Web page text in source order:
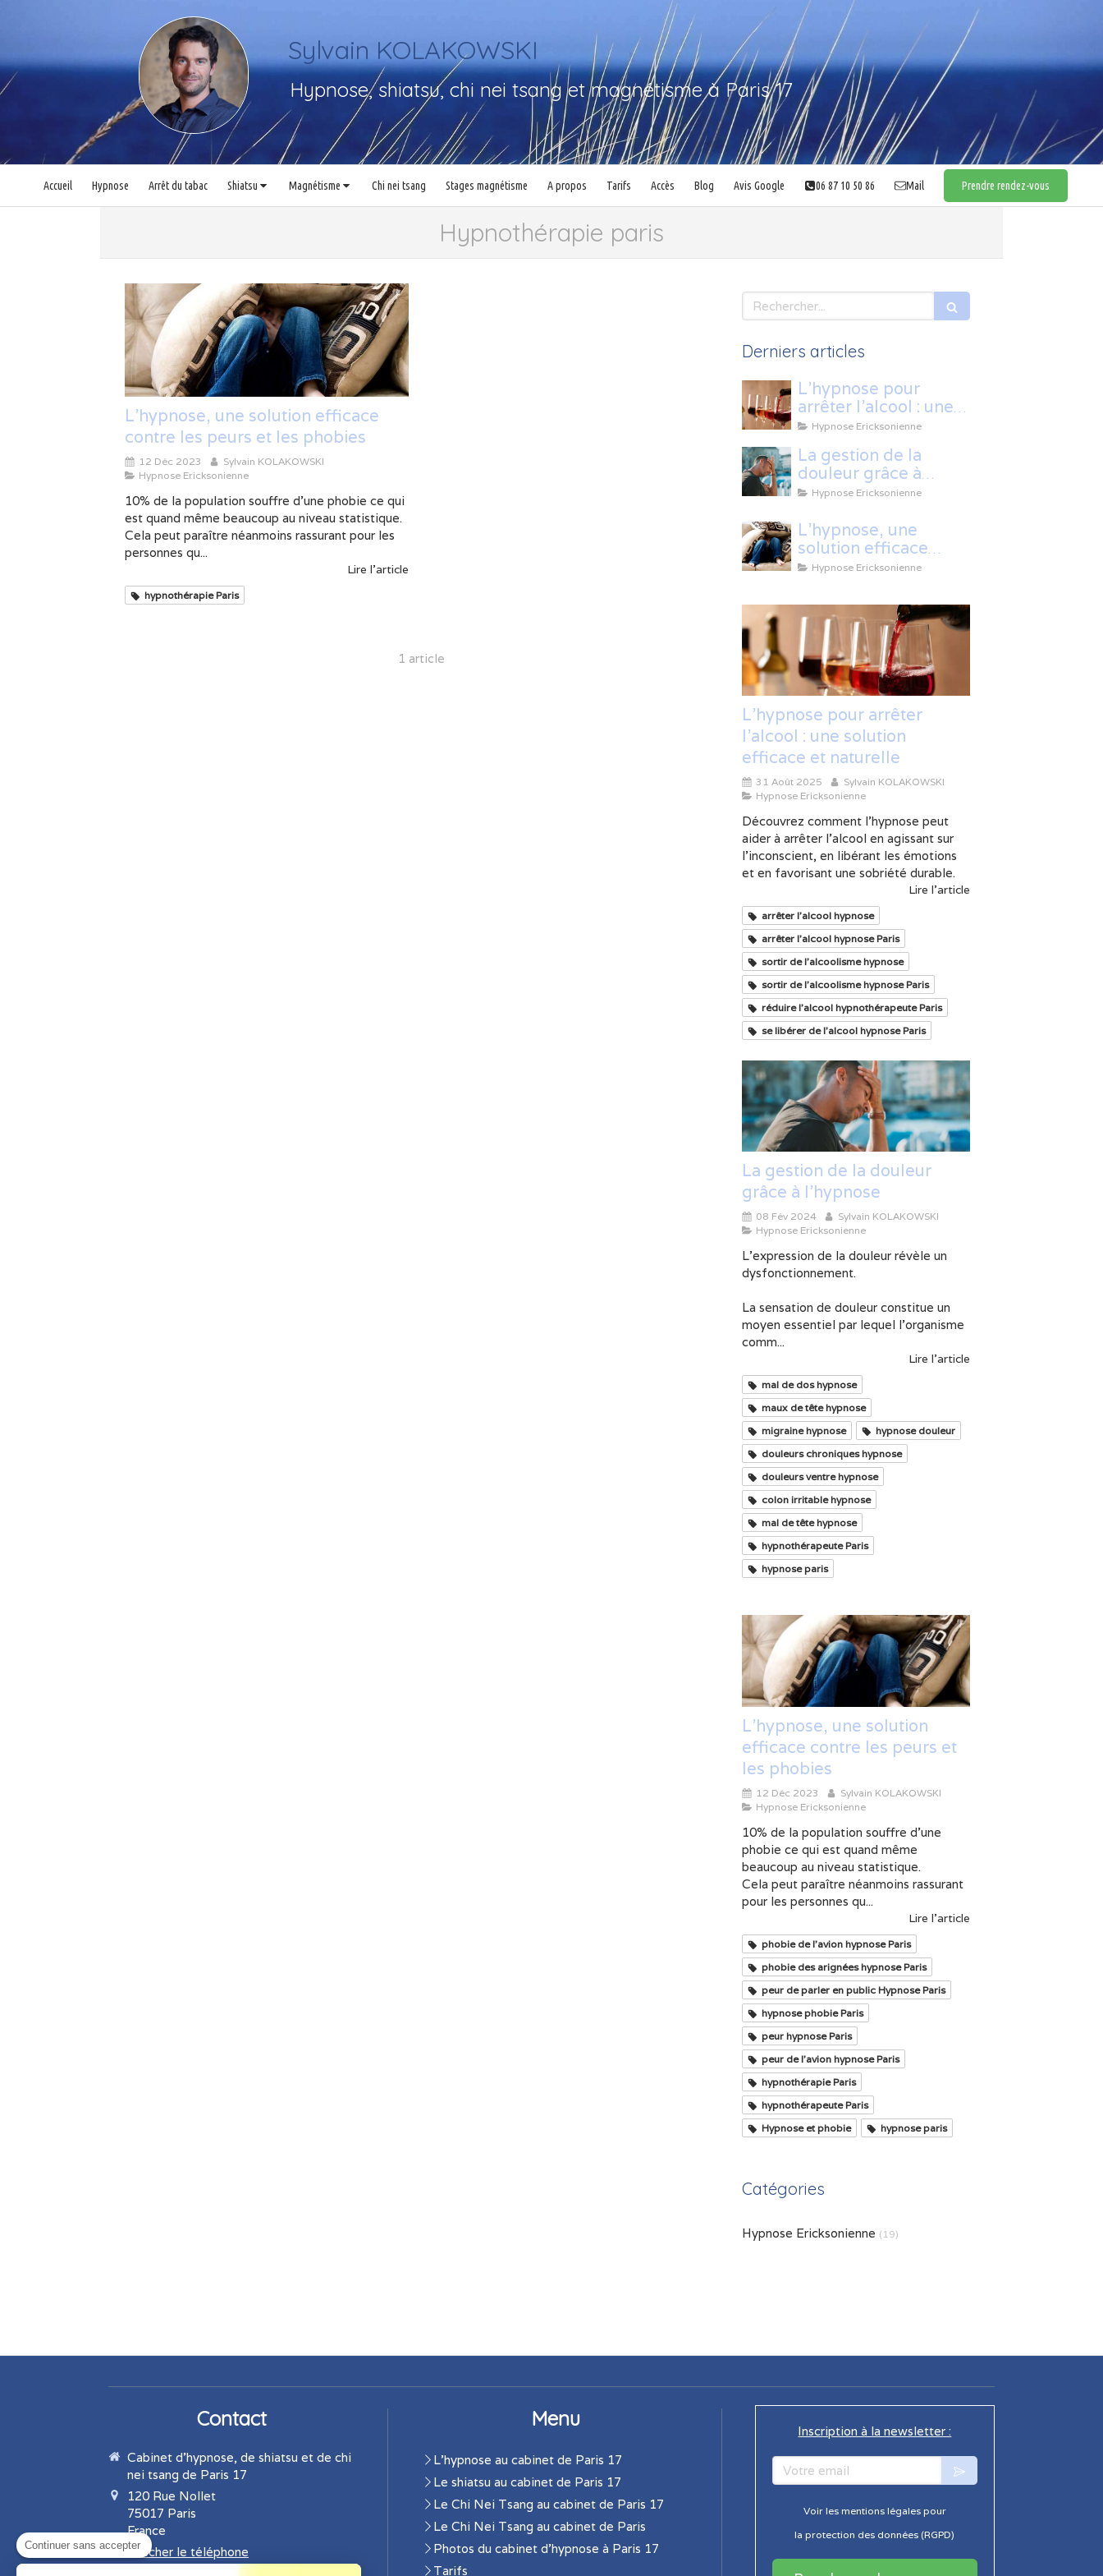
Sylvain KOLAKOWSKI
Hypnose, shiatsu, chi nei tsang et magnétisme à Paris 17
Accueil Hypnose Arrêt du tabac Shiatsu Magnétisme Chi nei tsang Stages magnétisme A propos Tarifs Accès Blog Avis Google 06 87 10 50 86 Mail Prendre rendez-vous
Hypnothérapie paris
L'hypnose, une solution efficace
contre les peurs et les phobies
12 Déc 2023
Sylvain KOLAKOWSKI
Hypnose Ericksonienne
10% de la population souffre d’une phobie ce qui
est quand même beaucoup au niveau statistique.
Cela peut paraître néanmoins rassurant pour les
personnes qu...
Lire l'article
hypnothérapie Paris
1 article
Rechercher
Derniers articles
L’hypnose pour
arrêter l’alcool : une
solution efficace et
Hypnose Ericksonienne
La gestion de la
douleur grâce à
l'hypnose
Hypnose Ericksonienne
L'hypnose, une
solution efficace
contre les peurs et
Hypnose Ericksonienne
L’hypnose pour arrêter
l’alcool : une solution
efficace et naturelle
31 Août 2025
Sylvain KOLAKOWSKI
Hypnose Ericksonienne
Découvrez comment l’hypnose peut
aider à arrêter l’alcool en agissant sur
l’inconscient, en libérant les émotions
et en favorisant une sobriété durable.
Lire l'article
arrêter l'alcool hypnose
arrêter l'alcool hypnose Paris
sortir de l'alcoolisme hypnose
sortir de l'alcoolisme hypnose Paris
réduire l'alcool hypnothérapeute Paris
se libérer de l'alcool hypnose Paris
La gestion de la douleur
grâce à l'hypnose
08 Fév 2024
Sylvain KOLAKOWSKI
Hypnose Ericksonienne
L'expression de la douleur révèle un
dysfonctionnement.
La sensation de douleur constitue un
moyen essentiel par lequel l'organisme
comm...
Lire l'article
mal de dos hypnose
maux de tête hypnose
migraine hypnose
hypnose douleur
douleurs chroniques hypnose
douleurs ventre hypnose
colon irritable hypnose
mal de tête hypnose
hypnothérapeute Paris
hypnose paris
L'hypnose, une solution
efficace contre les peurs et
les phobies
12 Déc 2023
Sylvain KOLAKOWSKI
Hypnose Ericksonienne
10% de la population souffre d’une
phobie ce qui est quand même
beaucoup au niveau statistique.
Cela peut paraître néanmoins rassurant
pour les personnes qu...
Lire l'article
phobie de l'avion hypnose Paris
phobie des arignées hypnose Paris
peur de parler en public Hypnose Paris
hypnose phobie Paris
peur hypnose Paris
peur de l'avion hypnose Paris
hypnothérapie Paris
hypnothérapeute Paris
Hypnose et phobie
hypnose paris
Catégories
Hypnose Ericksonienne (19)
Contact
Cabinet d'hypnose, de shiatsu et de chi
nei tsang de Paris 17
120 Rue Nollet
75017 Paris
France
Afficher le téléphone
Menu
L'hypnose au cabinet de Paris 17
Le shiatsu au cabinet de Paris 17
Le Chi Nei Tsang au cabinet de Paris 17
Le Chi Nei Tsang au cabinet de Paris
Photos du cabinet d'hypnose à Paris 17
Tarifs
Inscription à la newsletter :
Votre email
Voir les mentions légales pour
la protection des données (RGPD)
Continuer sans accepter